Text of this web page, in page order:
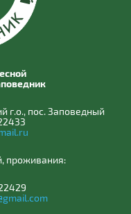
г.о., пос. Заповедный
проживания: